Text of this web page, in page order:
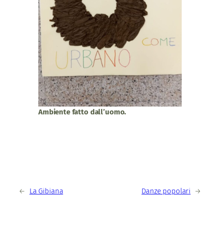
Ambiente fatto dall’uomo.
← La Gibiana Danze popolari →